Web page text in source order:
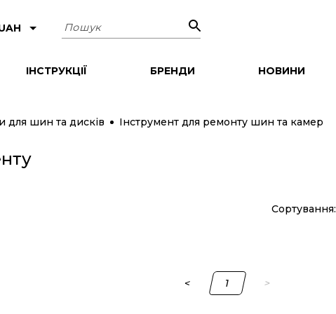
Пошук
ІНСТРУКЦІЇ БРЕНДИ НОВИНИ
для шин та дисків Інструмент для ремонту шин та камер
Сортування:
< 1 >